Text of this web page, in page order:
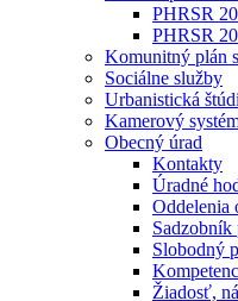
PHRSR
PHRSR
Komunitný plán
Sociálne služby
Urbanistická
Kamerový
Obecný úrad
Kontakty
Úradné
Oddelenia
Slobodný
Žiadosť,